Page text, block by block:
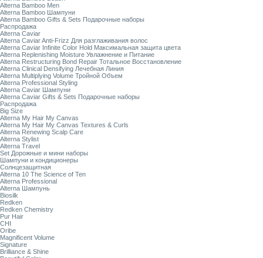
Alterna Bamboo Men
Alterna Bamboo Шампуни
Alterna Bamboo Gifts & Sets Подарочные наборы
Распродажа
Alterna Caviar
Alterna Caviar Anti-Frizz Для разглаживания волос
Alterna Caviar Infinite Color Hold Максимальная защита цвета
Alterna Replenishing Moisture Увлажнение и Питание
Alterna Restructuring Bond Repair Тотальное Восстановление
Alterna Clinical Densifying Лечебная Линия
Alterna Multiplying Volume Тройной Объем
Alterna Professional Styling
Alterna Caviar Шампуни
Alterna Caviar Gifts & Sets Подарочные наборы
Распродажа
Big Size
Alterna My Hair My Canvas
Alterna My Hair My Canvas Textures & Curls
Alterna Renewing Scalp Care
Alterna Stylist
Alterna Travel
Set Дорожные и мини наборы
Шампуни и кондиционеры
Солнцезащитная
Alterna 10 The Science of Ten
Alterna Professional
Alterna Шампунь
Biosilk
Redken
Redken Chemistry
Pur Hair
CHI
Oribe
Magnificent Volume
Signature
Brilliance & Shine